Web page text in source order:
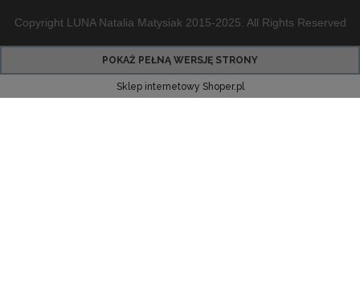
Copyright LUNA Natalia Matysiak 2015-2025. All Rights Reserved
POKAŻ PEŁNĄ WERSJĘ STRONY
Sklep internetowy Shoper.pl